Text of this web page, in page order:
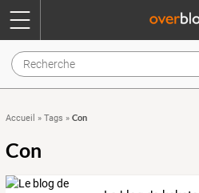
Accueil » Tags » Con
Con